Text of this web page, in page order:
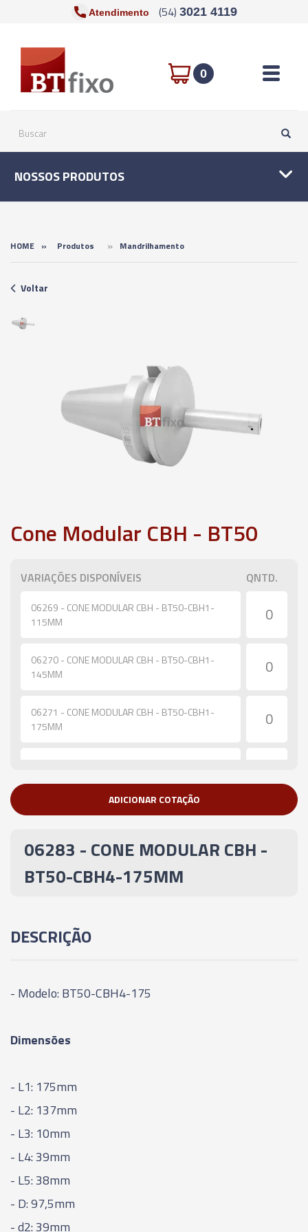
Atendimento (54) 3021 4119
0 Toggle
NOSSOS PRODUTOS
HOME » Produtos » Mandrilhamento
Voltar
Cone Modular CBH - BT50
VARIAÇÕES DISPONÍVEIS QNTD.
06269 - CONE MODULAR CBH - BT50-CBH1-
115MM
06270 - CONE MODULAR CBH - BT50-CBH1-
145MM
06271 - CONE MODULAR CBH - BT50-CBH1-
175MM
06273 - CONE MODULAR CBH - BT50-CBH2-
06274 - CONE MODULAR CBH - BT50-CBH2-
140MM
175MM
205MM
125MM
155MM
06279 - CONE MODULAR CBH - BT50-CBH3-
06280 - CONE MODULAR CBH - BT50-CBH3-
215MM
ADICIONAR COTAÇÃO
06283 - CONE MODULAR CBH -
BT50-CBH4-175MM
DESCRIÇÃO
- Modelo: BT50-CBH4-175
Dimensões
- L1: 175mm
- L2: 137mm
- L3: 10mm
- L4: 39mm
- L5: 38mm
- D: 97,5mm
- d2: 39mm